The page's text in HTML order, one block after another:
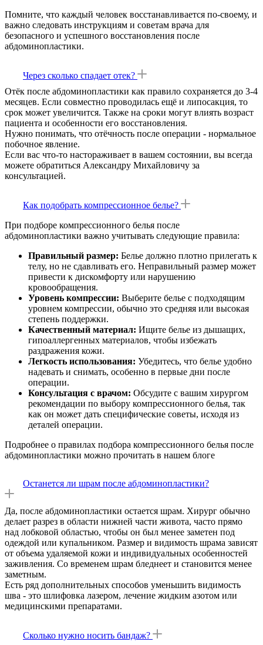
Помните, что каждый человек восстанавливается по-своему, и
важно следовать инструкциям и советам врача для
безопасного и успешного восстановления после
абдоминопластики.
Через сколько спадает отек?
Отёк после абдоминопластики как правило сохраняется до 3-4
месяцев. Если совместно проводилась ещё и липосакция, то
срок может увеличится. Также на сроки могут влиять возраст
пациента и особенности его восстановления.
Нужно понимать, что отёчность после операции - нормальное
побочное явление.
Если вас что-то настораживает в вашем состоянии, вы всегда
можете обратиться Александру Михайловичу за
консультацией.
Как подобрать компрессионное белье?
При подборе компрессионного белья после
абдоминопластики важно учитывать следующие правила:
Правильный размер: Белье должно плотно прилегать к
телу, но не сдавливать его. Неправильный размер может
привести к дискомфорту или нарушению
кровообращения.
Уровень компрессии: Выберите белье с подходящим
уровнем компрессии, обычно это средняя или высокая
степень поддержки.
Качественный материал: Ищите белье из дышащих,
гипоаллергенных материалов, чтобы избежать
раздражения кожи.
Легкость использования: Убедитесь, что белье удобно
надевать и снимать, особенно в первые дни после
операции.
Консультация с врачом: Обсудите с вашим хирургом
рекомендации по выбору компрессионного белья, так
как он может дать специфические советы, исходя из
деталей операции.
Подробнее о правилах подбора компрессионного белья после
абдоминопластики можно прочитать в нашем блоге
Останется ли шрам после абдоминопластики?
Да, после абдоминопластики остается шрам. Хирург обычно
делает разрез в области нижней части живота, часто прямо
над лобковой областью, чтобы он был менее заметен под
одеждой или купальником. Размер и видимость шрама зависят
от объема удаляемой кожи и индивидуальных особенностей
заживления. Со временем шрам бледнеет и становится менее
заметным.
Есть ряд дополнительных способов уменьшить видимость
шва - это шлифовка лазером, лечение жидким азотом или
медицинскими препаратами.
Сколько нужно носить бандаж?